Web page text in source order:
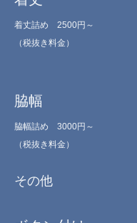
着丈詰め 2500円～
（税抜き料金）
脇幅
脇幅詰め 3000円～
（税抜き料金）
その他